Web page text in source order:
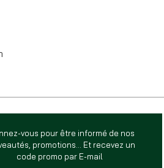
vous pour être informé de nos
promotions... Et recevez un
code promo par E-mail